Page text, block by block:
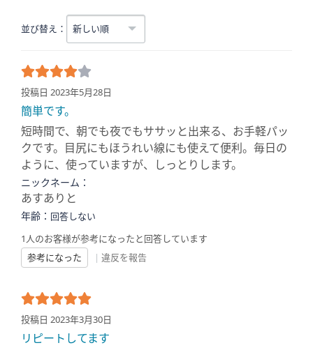
並び替え：
投稿日 2023年5月28日
簡単です。
短時間で、朝でも夜でもササッと出来る、お手軽パッ
クです。目尻にもほうれい線にも使えて便利。毎日の
ように、使っていますが、しっとりします。
ニックネーム：
あすありと
年齢： 回答しない
1人のお客様が参考になったと回答しています
参考になった
| 違反を報告
投稿日 2023年3月30日
リピートしてます